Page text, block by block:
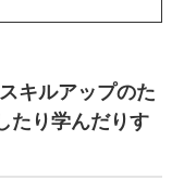
キルアップのた
たり学んだりす